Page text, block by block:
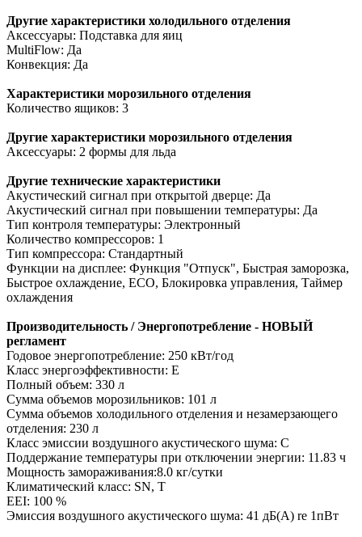
Другие характеристики холодильного отделения
Аксессуары: Подставка для яиц
MultiFlow: Да
Конвекция: Да
Характеристики морозильного отделения
Количество ящиков: 3
Другие характеристики морозильного отделения
Аксессуары: 2 формы для льда
Другие технические характеристики
Акустический сигнал при открытой дверце: Да
Акустический сигнал при повышении температуры: Да
Тип контроля температуры: Электронный
Количество компрессоров: 1
Тип компрессора: Стандартный
Функции на дисплее: Функция "Отпуск", Быстрая заморозка,
Быстрое охлаждение, ECO, Блокировка управления, Таймер
охлаждения
Производительность / Энергопотребление - НОВЫЙ
регламент
Годовое энергопотребление: 250 кВт/год
Класс энергоэффективности: E
Полный объем: 330 л
Сумма объемов морозильников: 101 л
Сумма объемов холодильного отделения и незамерзающего
отделения: 230 л
Класс эмиссии воздушного акустического шума: C
Поддержание температуры при отключении энергии: 11.83 ч
Мощность замораживания:8.0 кг/сутки
Климатический класс: SN, T
EEI: 100 %
Эмиссия воздушного акустического шума: 41 дБ(A) re 1пВт